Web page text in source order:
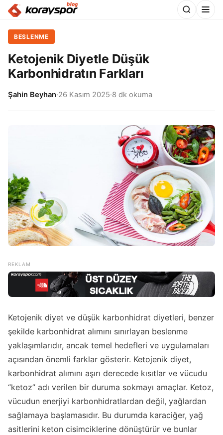
BESLENME
Ketojenik Diyetle Düşük
Karbonhidratın Farkları
Şahin Beyhan·26 Kasım 2025·8 dk okuma
Ketojenik diyet ve düşük karbonhidrat diyetleri, benzer
şekilde karbonhidrat alımını sınırlayan beslenme
yaklaşımlarıdır, ancak temel hedefleri ve uygulamaları
açısından önemli farklar gösterir. Ketojenik diyet,
karbonhidrat alımını aşırı derecede kısıtlar ve vücudu
“ketoz” adı verilen bir duruma sokmayı amaçlar. Ketoz,
vücudun enerjiyi karbonhidratlardan değil, yağlardan
sağlamaya başlamasıdır. Bu durumda karaciğer, yağ
asitlerini keton cisimciklerine dönüştürür ve bunlar